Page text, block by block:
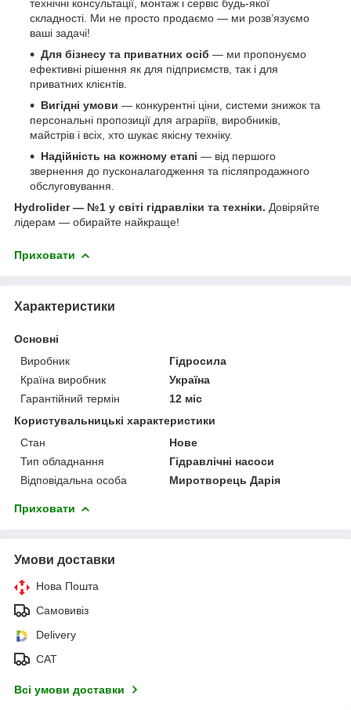
технічні консультації, монтаж і сервіс будь-якої
складності. Ми не просто продаємо — ми розв’язуємо
ваші задачі!
Для бізнесу та приватних осіб — ми пропонуємо
ефективні рішення як для підприємств, так і для
приватних клієнтів.
Вигідні умови — конкурентні ціни, системи знижок та
персональні пропозиції для аграріїв, виробників,
майстрів і всіх, хто шукає якісну техніку.
Надійність на кожному етапі — від першого
звернення до пусконалагодження та післяпродажного
обслуговування.
Hydrolider — №1 у світі гідравліки та техніки. Довіряйте
лідерам — обирайте найкраще!
Приховати
Характеристики
Основні
Виробник
Гідросила
Країна виробник
Україна
Гарантійний термін
12 міс
Користувальницькі характеристики
Стан
Нове
Тип обладнання
Гідравлічні насоси
Відповідальна особа
Миротворець Дарія
Приховати
Умови доставки
Нова Пошта
Самовивіз
Delivery
САТ
Всі умови доставки